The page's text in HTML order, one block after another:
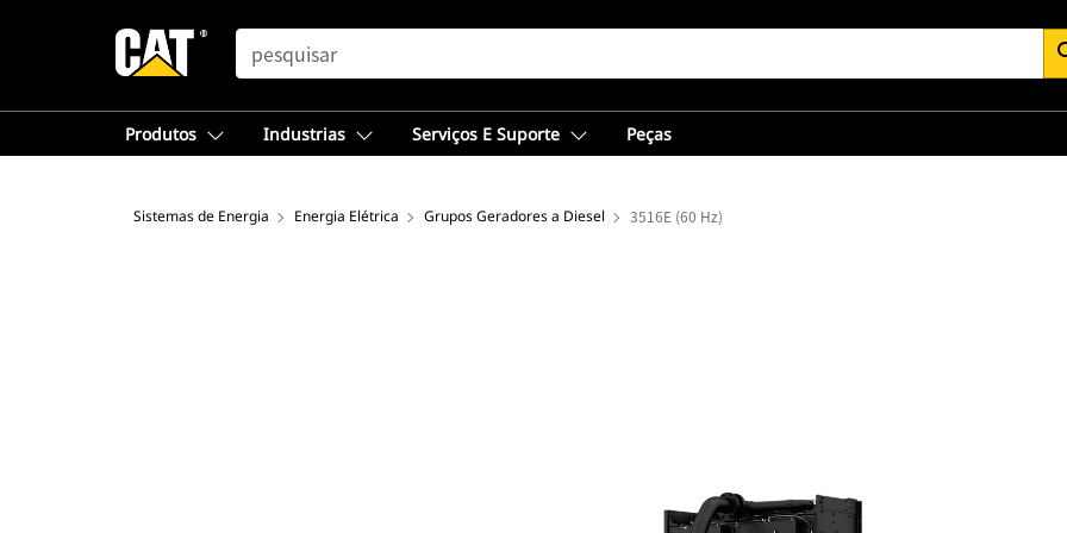
SEARCH
Produtos Industrias Serviços E Suporte Peças
Sistemas de Energia Energia Elétrica Grupos Geradores a Diesel 3516E (60 Hz)